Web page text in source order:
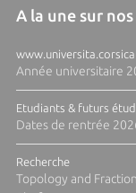
A la une sur
www.universita.corsica
Année universitaire
Etudiants & futurs
Dates de rentrée
Recherche
Topology and